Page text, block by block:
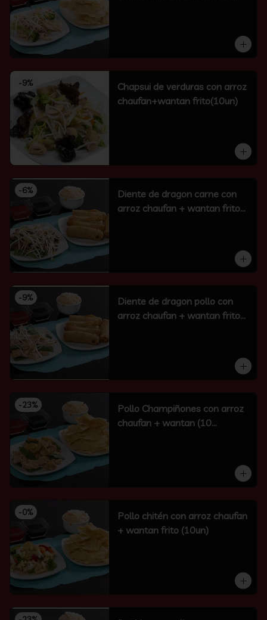
-9%
Chapsui de verduras con arroz
chaufan+wantan frito(10un)
-6%
Diente de dragon carne con
arroz chaufan + wantan frito
-9%
Diente de dragon pollo con
arroz chaufan + wantan frito
-23%
Pollo Champiñones con arroz
chaufan + wantan (10
-0%
Pollo chitén con arroz chaufan
+ wantan frito (10un)